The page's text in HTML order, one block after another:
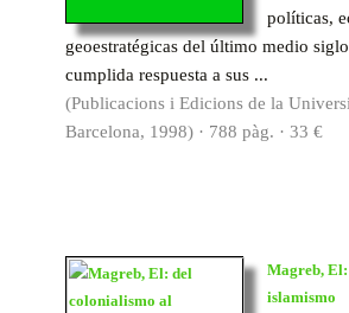
políticas,
geoestratégicas del último medio
cumplida respuesta a sus ...
(Publicacions i Edicions de la
Barcelona, 1998) · 788 pàg. · 33 €
Magreb,
islamismo